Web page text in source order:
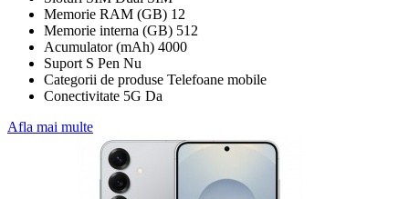
Memorie RAM (GB) 12
Memorie interna (GB) 512
Acumulator (mAh) 4000
Suport S Pen Nu
Categorii de produse Telefoane mobile
Conectivitate 5G Da
Afla mai multe